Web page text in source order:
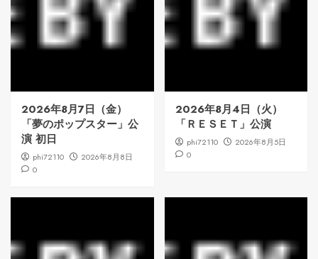
2026年8月7日（金）
「夢のポップスター」公
演 初日
phi72110
2026年8月8日
0
2026年8月4日（火）
「ＲＥＳＥＴ」公演
phi72110
2026年8月5日
0